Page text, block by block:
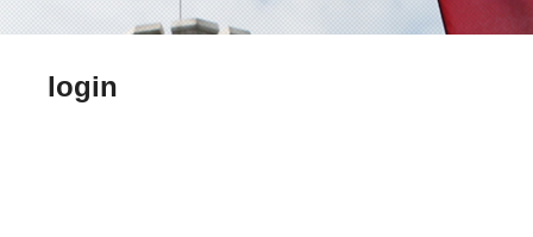
login